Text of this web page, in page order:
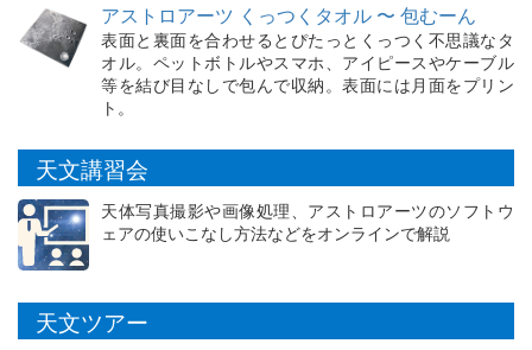
アストロアーツ くっつくタオル 〜 包むーん
表面と裏面を合わせるとぴたっとくっつく不思議なタ
オル。ペットボトルやスマホ、アイピースやケーブル
等を結び目なしで包んで収納。表面には月面をプリン
ト。
天文講習会
天体写真撮影や画像処理、アストロアーツのソフトウ
ェアの使いこなし方法などをオンラインで解説
天文ツアー